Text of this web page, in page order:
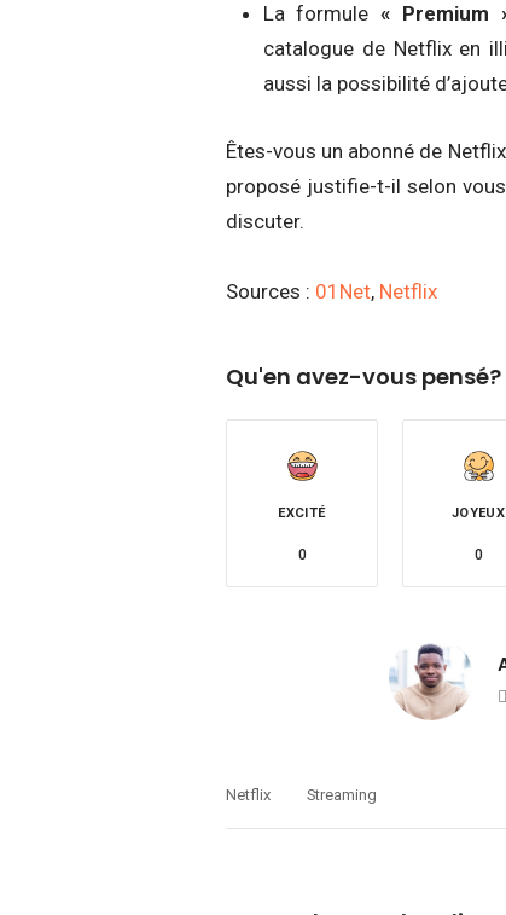
La formule « Premium
catalogue de Netflix en
aussi la possibilité
Êtes-vous un abonné de
proposé justifie-t-il selon
discuter.
Sources : 01Net, Netflix
Qu'en avez-vous pensé?
EXCITÉ
0
JOYEUX
0
Netflix Streaming